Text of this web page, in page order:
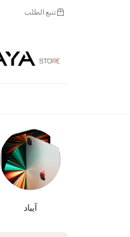
تتبع الطلب
آيباد